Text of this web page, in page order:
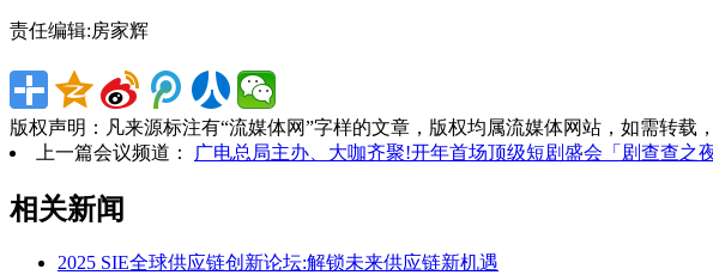
责任编辑:房家辉
版权声明：凡来源标注有“流媒体网”字样的文章，版权均属流媒体网站，如需转
上一篇会议频道：
广电总局主办、大咖齐聚!开年首场顶级短剧盛会「剧查查之
相关新闻
2025 SIE全球供应链创新论坛:解锁未来供应链新机遇